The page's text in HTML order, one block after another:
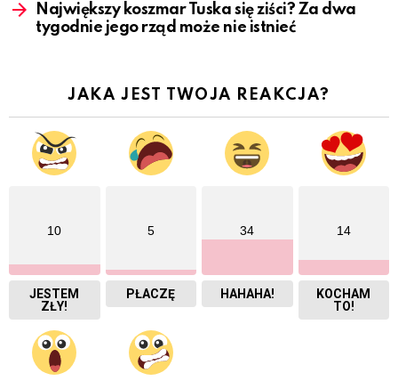
Największy koszmar Tuska się ziści? Za dwa
tygodnie jego rząd może nie istnieć
JAKA JEST TWOJA REAKCJA?
10
JESTEM
ZŁY!
5
PŁACZĘ
34
HAHAHA!
14
KOCHAM
TO!